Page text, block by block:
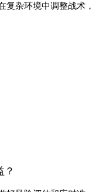
复杂环境中调整战术，
？